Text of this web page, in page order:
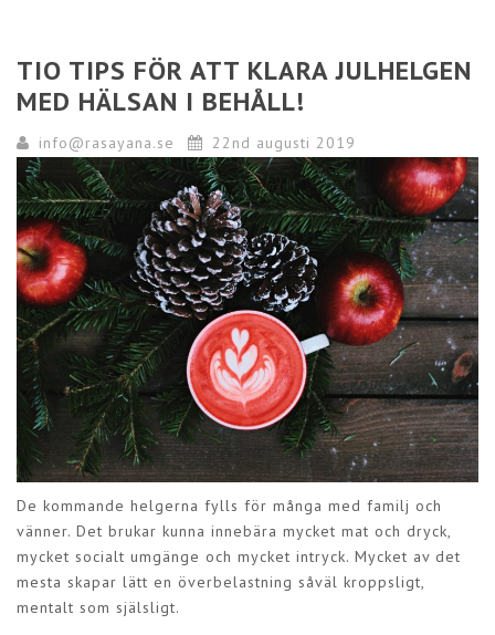
TIO TIPS FÖR ATT KLARA JULHELGEN
MED HÄLSAN I BEHÅLL!
info@rasayana.se 22nd augusti 2019
De kommande helgerna fylls för många med familj och
vänner. Det brukar kunna innebära mycket mat och dryck,
mycket socialt umgänge och mycket intryck. Mycket av det
mesta skapar lätt en överbelastning såväl kroppsligt,
mentalt som själsligt.